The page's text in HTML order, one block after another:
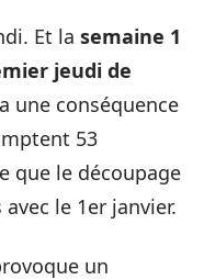
Et la semaine 1
jeudi de
une conséquence
53
que le découpage
le 1er janvier.
un